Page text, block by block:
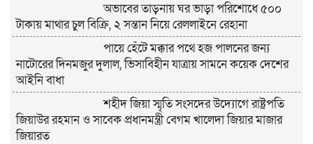
অভাবের তাড়নায় ঘর ভাড়া পরিশোধে ৫০০
টাকায় মাথার চুল বিক্রি, ২ সন্তান নিয়ে রেললাইনে রেহানা
পায়ে হেঁটে মক্কার পথে হজ পালনের জন্য
নাটোরের দিনমজুর দুলাল, ভিসাবিহীন যাত্রায় সামনে কয়েক দেশের
আইনি বাধা
শহীদ জিয়া স্মৃতি সংসদের উদ্যোগে রাষ্ট্রপতি
জিয়াউর রহমান ও সাবেক প্রধানমন্ত্রী বেগম খালেদা জিয়ার মাজার
জিয়ারত